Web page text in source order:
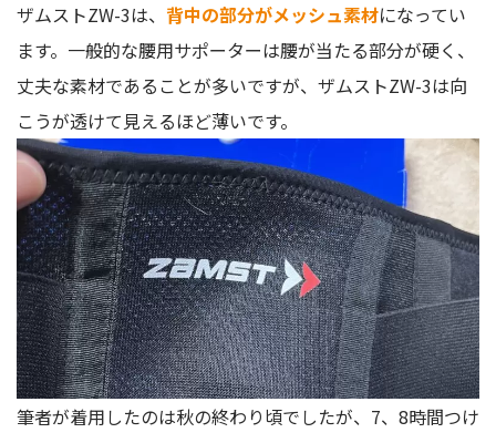
ザムストZW-3は、 背中の部分がメッシュ素材になってい
ます。一般的な腰用サポーターは腰が当たる部分が硬く、
丈夫な素材であることが多いですが、ザムストZW-3は向
こうが透けて見えるほど薄いです。
筆者が着用したのは秋の終わり頃でしたが、7、8時間つけ